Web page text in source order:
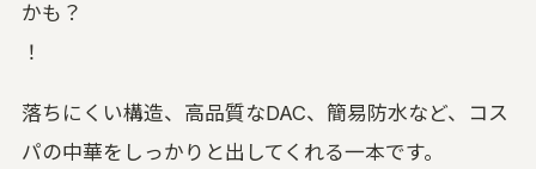
かも？
！
落ちにくい構造、高品質なDAC、簡易防水など、コス
パの中華をしっかりと出してくれる一本です。